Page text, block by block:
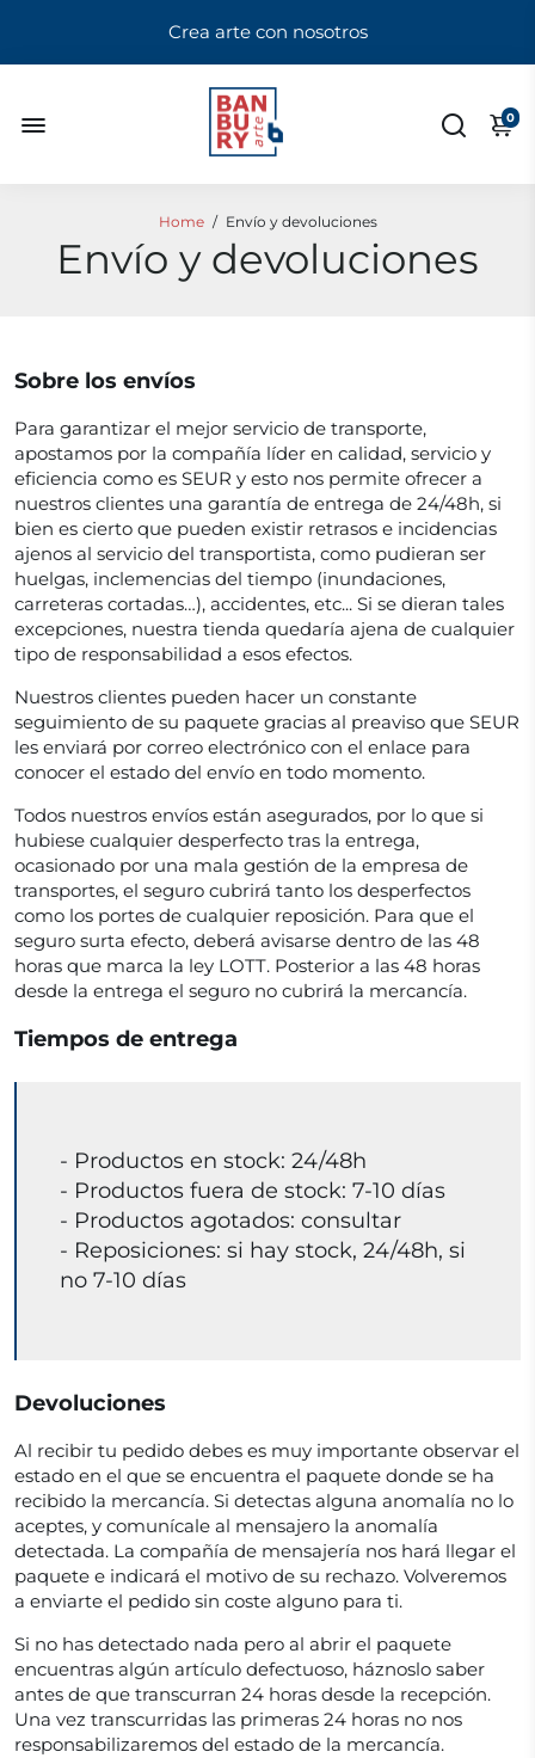
Crea arte con nosotros
0
Home / Envío y devoluciones
Envío y devoluciones
Sobre los envíos
Para garantizar el mejor servicio de transporte,
apostamos por la compañía líder en calidad, servicio y
eficiencia como es SEUR y esto nos permite ofrecer a
nuestros clientes una garantía de entrega de 24/48h, si
bien es cierto que pueden existir retrasos e incidencias
ajenos al servicio del transportista, como pudieran ser
huelgas, inclemencias del tiempo (inundaciones,
carreteras cortadas…), accidentes, etc... Si se dieran tales
excepciones, nuestra tienda quedaría ajena de cualquier
tipo de responsabilidad a esos efectos.
Nuestros clientes pueden hacer un constante
seguimiento de su paquete gracias al preaviso que SEUR
les enviará por correo electrónico con el enlace para
conocer el estado del envío en todo momento.
Todos nuestros envíos están asegurados, por lo que si
hubiese cualquier desperfecto tras la entrega,
ocasionado por una mala gestión de la empresa de
transportes, el seguro cubrirá tanto los desperfectos
como los portes de cualquier reposición. Para que el
seguro surta efecto, deberá avisarse dentro de las 48
horas que marca la ley LOTT. Posterior a las 48 horas
desde la entrega el seguro no cubrirá la mercancía.
Tiempos de entrega
- Productos en stock: 24/48h
- Productos fuera de stock: 7-10 días
- Productos agotados: consultar
- Reposiciones: si hay stock, 24/48h, si
no 7-10 días
Devoluciones
Al recibir tu pedido debes es muy importante observar el
estado en el que se encuentra el paquete donde se ha
recibido la mercancía. Si detectas alguna anomalía no lo
aceptes, y comunícale al mensajero la anomalía
detectada. La compañía de mensajería nos hará llegar el
paquete e indicará el motivo de su rechazo. Volveremos
a enviarte el pedido sin coste alguno para ti.
Si no has detectado nada pero al abrir el paquete
encuentras algún artículo defectuoso, háznoslo saber
antes de que transcurran 24 horas desde la recepción.
Una vez transcurridas las primeras 24 horas no nos
responsabilizaremos del estado de la mercancía.